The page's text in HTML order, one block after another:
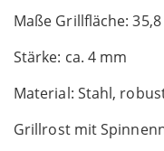
Maße Grillfläche:
Stärke: ca. 4 mm
Material: Stahl,
Grillrost mit
gallery
to
beginning
the
images
gallery